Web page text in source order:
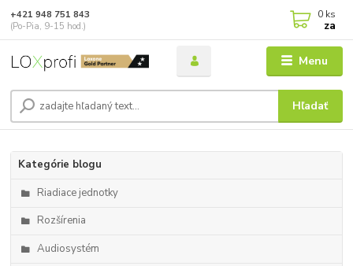
Menu
Hľadať
+421 948 751 843
(Po-Pia, 9-15 hod.)
0 ks
za
Kategórie blogu
Riadiace jednotky
Rozšírenia
Audiosystém